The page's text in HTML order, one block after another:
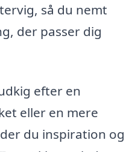
så du nemt
der passer dig
efter en
eller en mere
du inspiration og